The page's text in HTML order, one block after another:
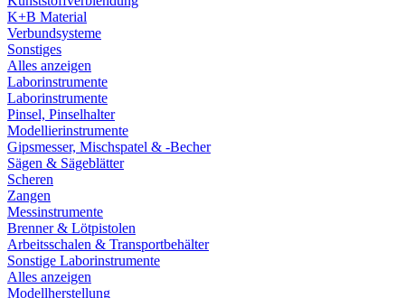
K+B Material
Verbundsysteme
Sonstiges
Alles anzeigen
Laborinstrumente
Laborinstrumente
Pinsel, Pinselhalter
Modellierinstrumente
Gipsmesser, Mischspatel & -Becher
Sägen & Sägeblätter
Scheren
Zangen
Messinstrumente
Brenner & Lötpistolen
Arbeitsschalen & Transportbehälter
Sonstige Laborinstrumente
Alles anzeigen
Modellherstellung